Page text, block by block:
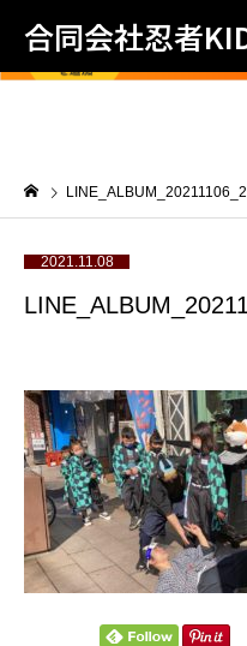
合同会社忍者
2021.11.08